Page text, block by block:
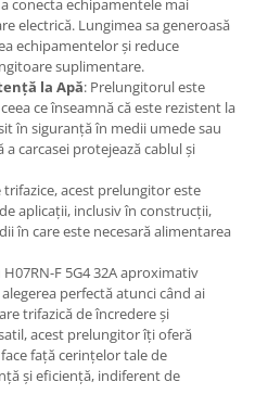
conecta echipamentele mai
electrică. Lungimea sa generoasă
echipamentelor și reduce
suplimentare.
la Apă: Prelungitorul este
ce înseamnă că este rezistent la
în siguranță în medii umede sau
carcasei protejează cablul și
trifazice, acest prelungitor este
aplicații, inclusiv în construcții,
în care este necesară alimentarea
F 5G4 32A aproximativ
perfectă atunci când ai
trifazică de încredere și
acest prelungitor îți oferă
față cerințelor tale de
și eficiență, indiferent de